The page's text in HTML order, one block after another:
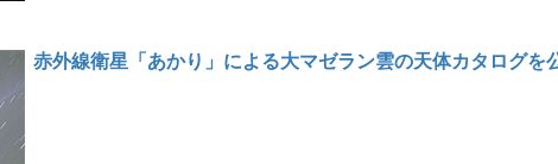
赤外線衛星「あかり」による大マゼラン雲の天体カタログを